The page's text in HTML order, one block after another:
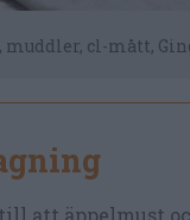
cl-mått,
att äppelmust